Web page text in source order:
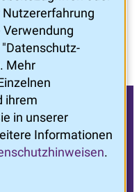
Verwendung
Mehr
ihrem
in unserer
Informationen
.